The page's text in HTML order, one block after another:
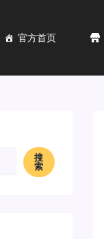
官方首页
搜
索